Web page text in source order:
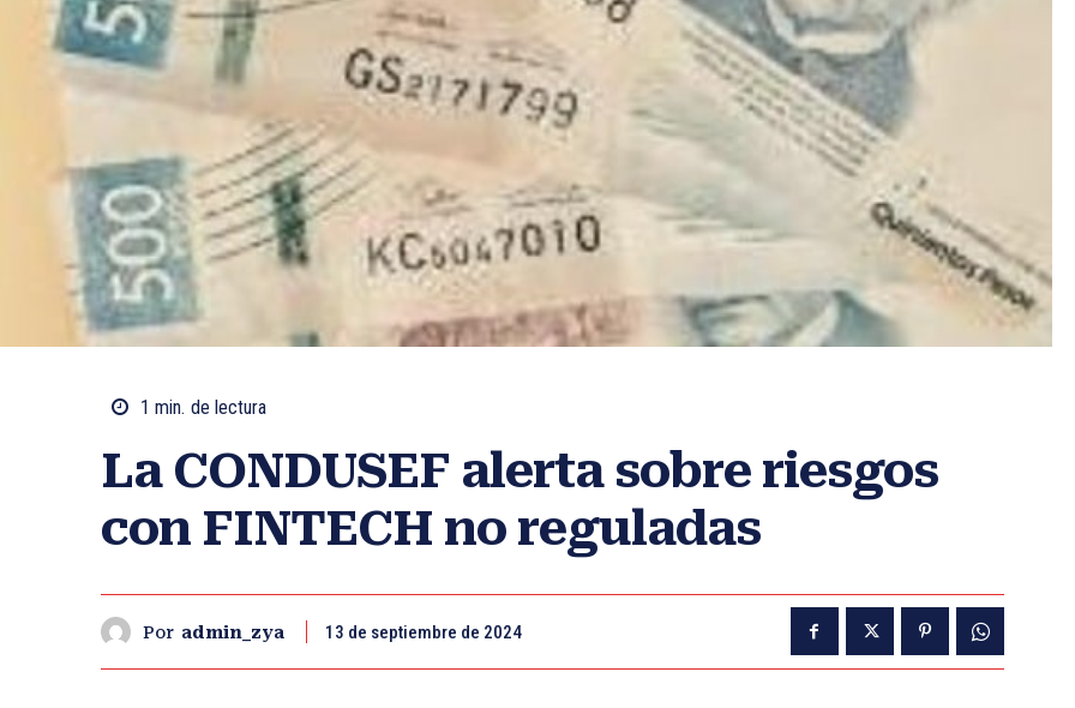
1 min. de lectura
La CONDUSEF alerta sobre riesgos
con FINTECH no reguladas
Por admin_zya 13 de septiembre de 2024